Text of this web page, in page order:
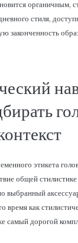
органичным,
стиля,
законченность
этикета
общей
выбранный
время как
самый дорогой